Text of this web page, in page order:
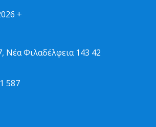
+
Νέα Φιλαδέλφεια 143 42
587